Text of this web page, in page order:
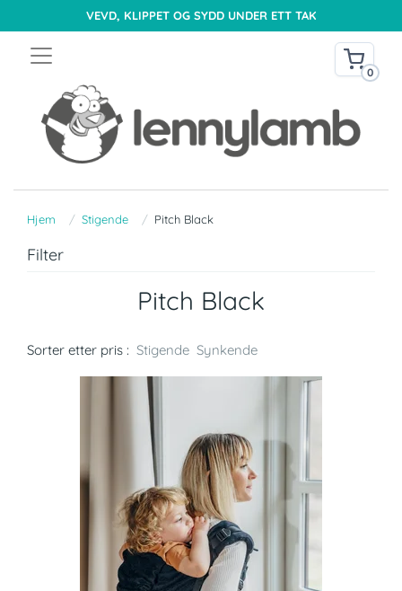
VEVD, KLIPPET OG SYDD UNDER ETT TAK
0
Hjem Stigende Pitch Black
Filter
Pitch Black
Sorter etter pris : Stigende Synkende